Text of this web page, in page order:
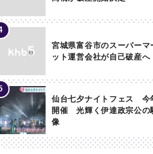
宮城県富谷市のスーパーマ
ット運営会社が自己破産へ
仙台七夕ナイトフェス 今
開催 光輝く伊達政宗公の
像